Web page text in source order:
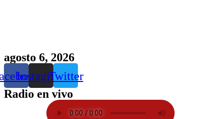
agosto 6, 2026
InstagramTwitter
Radio en vivo